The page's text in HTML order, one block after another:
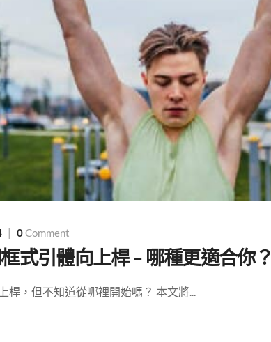
0Comment
式引體向上桿 – 哪種更適合你？
，但不知道從哪裡開始嗎？ 本文將...